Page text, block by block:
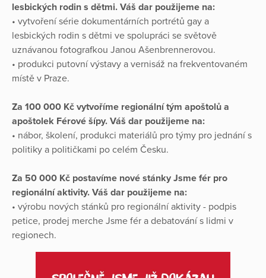
lesbických rodin s dětmi. Váš dar použijeme na:
• vytvoření série dokumentárních portrétů gay a
lesbických rodin s dětmi ve spolupráci se světově
uznávanou fotografkou Janou Ašenbrennerovou.
• produkci putovní výstavy a vernisáž na frekventovaném
místě v Praze.
Za 100 000 Kč vytvoříme regionální tým apoštolů a
apoštolek Férové šípy. Váš dar použijeme na:
• nábor, školení, produkci materiálů pro týmy pro jednání s
politiky a političkami po celém Česku.
Za 50 000 Kč postavíme nové stánky Jsme fér pro
regionální aktivity. Váš dar použijeme na:
• výrobu nových stánků pro regionální aktivity - podpis
petice, prodej merche Jsme fér a debatování s lidmi v
regionech.